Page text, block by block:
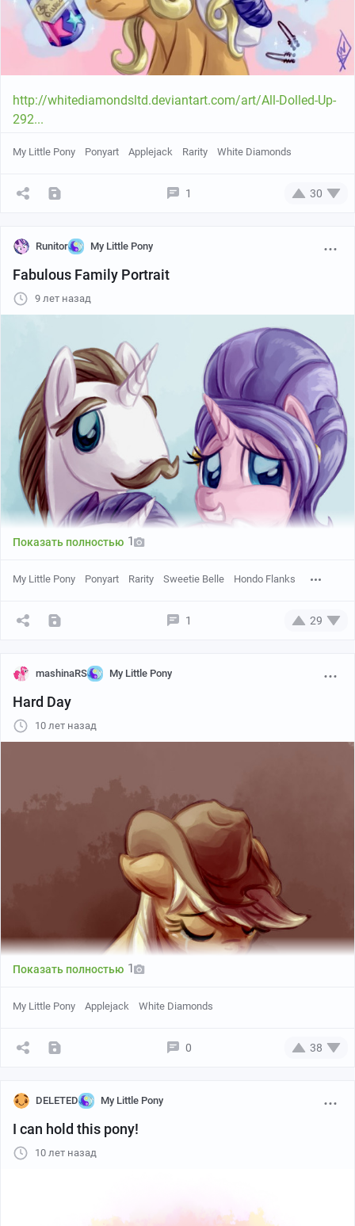
http://whitediamondsltd.deviantart.com/art/All-Dolled-Up-
292...
My Little Pony Ponyart Applejack Rarity White Diamonds
1 30
Runitor My Little Pony
Fabulous Family Portrait
9 лет назад
http://whitediamondsltd.deviantart.com/art/Fabulous-
Family-P...
Показать полностью 1
My Little Pony Ponyart Rarity Sweetie Belle Hondo Flanks
1 29
mashinaRS My Little Pony
Hard Day
10 лет назад
http://whitediamondsltd.deviantart.com/art/Hard-Day-
29290190...
Показать полностью 1
My Little Pony Applejack White Diamonds
0 38
DELETED My Little Pony
I can hold this pony!
10 лет назад